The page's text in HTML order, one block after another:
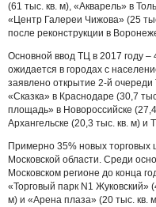
(61 тыс. кв. м), «Акварель» в
«Центр Галереи Чижова» (25
после реконструкции в
Основной ввод ТЦ в 2017 году
ожидается в городах с
заявлено открытие 2-й
«Сказка» в Краснодаре (30,7
площадь» в Новороссийске
Архангельске (20,3 тыс. кв. м)
Примерно 35% новых торговых
Московской области. Среди
Московском регионе до конца
«Торговый парк N1 Жуковский»
м) и «Арена плаза» (20 тыс. кв.